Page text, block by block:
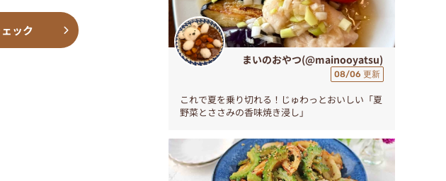
ック
まいのおやつ(@mainooyatsu)
08/06 更新
これで夏を乗り切れる！じゅわっとおいしい「夏
野菜とささみの香味焼き浸し」